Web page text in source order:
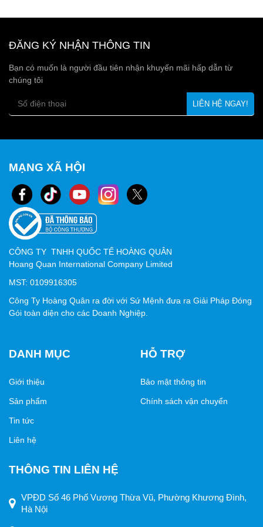
nát và giữ màu sắc lâu dài. Điều này đặc biệt hữu ích đối
ướt hoặc cần giặt giũ nhiều lần như quần áo, giày dép, balo
hay đồ thể thao. Ngoài ra, tem còn có thể in ấn sắc nét, thể
hiện logo, thông tin thương hiệu và hướng dẫn sử dụng rõ
Ngành may mặc
cách bảo quản quần áo.
Đồ gia dụng và balo túi xách
nhận diện thương hiệu.
tiếp xúc với nắng mưa.
Giá trị thương hiệu
Việc sử dụngsản phẩmkhông chỉ giúp sản phẩm có diện
mạo chuyên nghiệp mà còn tạo niềm tin nơi khách hàng.
uy tín và giúp doanh nghiệp nổi bật trên thị trường cạnh
Kết luận
Có thể thấy, sản phẩm là lựa chọn lý tưởng cho những sản
phẩm cần sự bền bỉ và tính thẩm mỹ cao. Đây là giải pháp
ĐĂNG KÝ NHẬN THÔNG TIN
Bạn có muốn là người đầu tiên nhận khuyến mãi hấp dẫn từ
chúng tôi
MẠNG XÃ HỘI
CÔNG TY TNHH QUỐC TẾ HOÀNG QUÂN
Hoang Quan International Company Limited
MST: 0109916305
Công Ty Hoàng Quân ra đời với Sứ Mệnh đưa ra Giải Pháp Đóng
Gói toàn diện cho các Doanh Nghiệp.
DANH MỤC
Giới thiệu
Sản phẩm
Tin tức
Liên hệ
HỖ TRỢ
Bảo mật thông tin
Chính sách vận chuyển
THÔNG TIN LIÊN HỆ
VPĐD Số 46 Phố Vương Thừa Vũ, Phường Khương Đình,
Hà Nội